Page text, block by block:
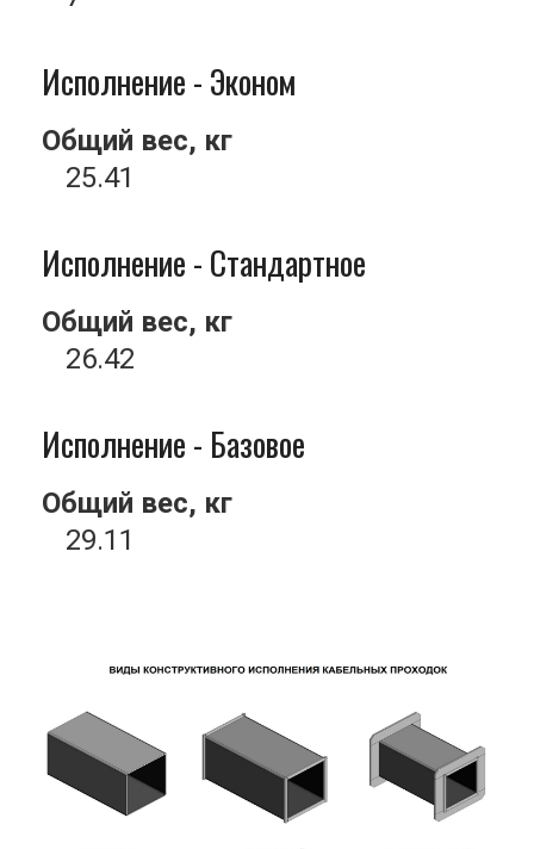
Исполнение - Эконом
Общий вес, кг
25.41
Исполнение - Стандартное
Общий вес, кг
26.42
Исполнение - Базовое
Общий вес, кг
29.11